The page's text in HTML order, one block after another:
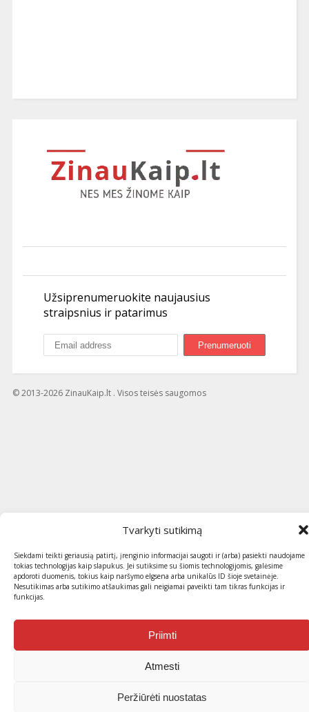
Tvarkyti sutikimą
Siekdami teikti geriausią patirtį, įrenginio informacijai saugoti ir (arba) pasiekti naudojame
tokias technologijas kaip slapukus. Jei sutiksime su šiomis technologijomis, galėsime
apdoroti duomenis, tokius kaip naršymo elgsena arba unikalūs ID šioje svetainėje.
Nesutikimas arba sutikimo atšaukimas gali neigiamai paveikti tam tikras funkcijas ir
funkcijas.
Priimti
Atmesti
Peržiūrėti nuostatas
Užsiprenumeruokite naujausius
straipsnius ir patarimus
© 2013-2026 ZinauKaip.lt . Visos teisės saugomos